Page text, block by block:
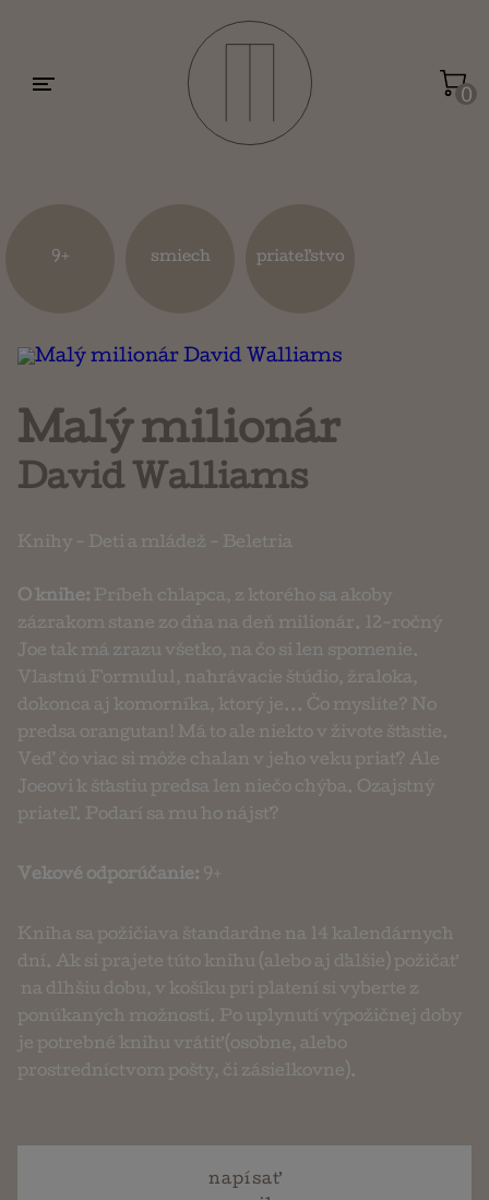
0
9+ smiech priateľstvo
Malý milionár
David Walliams
Knihy - Deti a mládež - Beletria
O knihe: Príbeh chlapca, z ktorého sa akoby
zázrakom stane zo dňa na deň milionár. 12-ročný
Joe tak má zrazu všetko, na čo si len spomenie.
Vlastnú Formulu1, nahrávacie štúdio, žraloka,
dokonca aj komorníka, ktorý je... Čo myslíte? No
predsa orangutan! Má to ale niekto v živote šťastie.
Veď čo viac si môže chalan v jeho veku priať? Ale
Joeovi k šťastiu predsa len niečo chýba. Ozajstný
priateľ. Podarí sa mu ho nájsť?
Vekové odporúčanie: 9+
Kniha sa požičiava štandardne na 14 kalendárnych
dní. Ak si prajete túto knihu (alebo aj ďalšie) požičať
na dlhšiu dobu, v košíku pri platení si vyberte z
ponúkaných možností. Po uplynutí výpožičnej doby
je potrebné knihu vrátiť (osobne, alebo
prostredníctvom pošty, či zásielkovne).
napísať